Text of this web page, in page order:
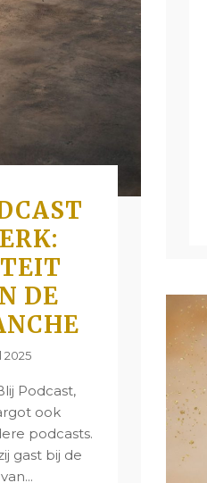
DE
2025
Podcast,
ook
podcasts.
gast bij de